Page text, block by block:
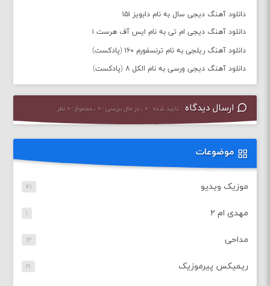
دانلود آهنگ دیجی سال به نام دابویز ۱۵۱
دانلود آهنگ دیجی ام تی به نام ایس آف هرست ۱
دانلود آهنگ ریلجی به نام ترنسفورم ۱۶۰ (پادکست)
دانلود آهنگ دیجی ورسی به نام الکل ۸ (پادکست)
ارسال دیدگاه تایید شده : ۰ ، در حال بررسی : ۰ ، مجموع : ۰ نظر
موضوعات
موزیک ویدیو ۴۱
مهدی ام ۲ ۱
مداحی ۱۳
ریمیکس پیرموزیک ۲۱